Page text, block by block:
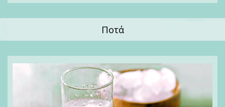
Ποτά